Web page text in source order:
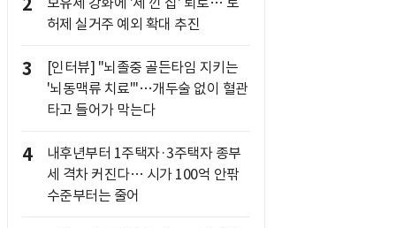
허제 실거주 예외 확대 추진
3
[인터뷰] "뇌졸중 골든타임 지키는
'뇌동맥류 치료'"…개두술 없이 혈관
타고 들어가 막는다
4
내후년부터 1주택자·3주택자 종부
세 격차 커진다… 시가 100억 안팎
수준부터는 줄어